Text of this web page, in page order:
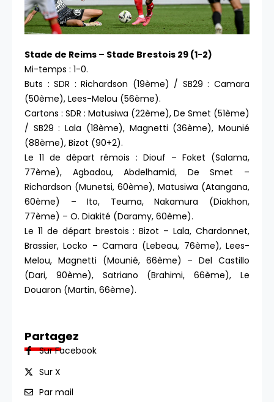
Stade de Reims – Stade Brestois 29 (1-2)
Mi-temps : 1-0.
Buts : SDR : Richardson (19ème) / SB29 : Camara
(50ème), Lees-Melou (56ème).
Cartons : SDR : Matusiwa (22ème), De Smet (51ème)
/ SB29 : Lala (18ème), Magnetti (36ème), Mounié
(88ème), Bizot (90+2).
Le 11 de départ rémois : Diouf – Foket (Salama,
77ème), Agbadou, Abdelhamid, De Smet –
Richardson (Munetsi, 60ème), Matusiwa (Atangana,
60ème) – Ito, Teuma, Nakamura (Diakhon,
77ème) – O. Diakité (Daramy, 60ème).
Le 11 de départ brestois : Bizot – Lala, Chardonnet,
Brassier, Locko – Camara (Lebeau, 76ème), Lees-
Melou, Magnetti (Mounié, 66ème) – Del Castillo
(Dari, 90ème), Satriano (Brahimi, 66ème), Le
Douaron (Martin, 66ème).
Partagez
Sur Facebook
Sur X
Par mail